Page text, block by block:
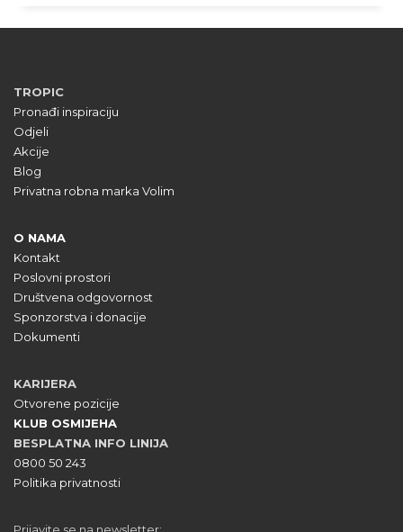
TROPIC
Pronađi inspiraciju
Odjeli
Akcije
Blog
Privatna robna marka Volim
O NAMA
Kontakt
Poslovni prostori
Društvena odgovornost
Sponzorstva i donacije
Dokumenti
KARIJERA
Otvorene pozicije
KLUB OSMIJEHA
BESPLATNA INFO LINIJA
0800 50 243
Politika privatnosti